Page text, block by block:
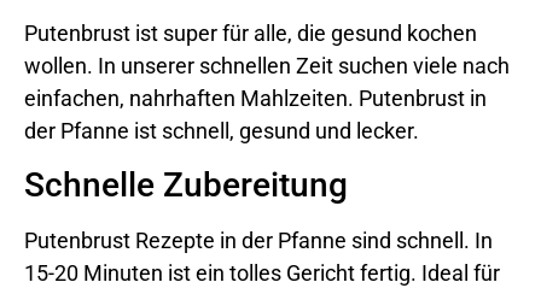
Putenbrust ist super für alle, die gesund kochen
wollen. In unserer schnellen Zeit suchen viele nach
einfachen, nahrhaften Mahlzeiten. Putenbrust in
der Pfanne ist schnell, gesund und lecker.
Schnelle Zubereitung
Putenbrust Rezepte in der Pfanne sind schnell. In
15-20 Minuten ist ein tolles Gericht fertig. Ideal für